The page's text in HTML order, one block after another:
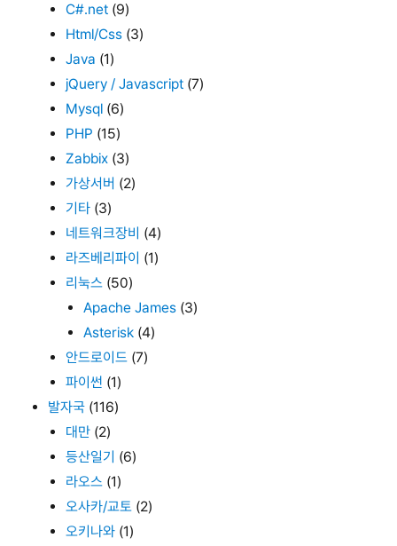
C#.net (9)
Html/Css (3)
Java (1)
jQuery / Javascript (7)
Mysql (6)
PHP (15)
Zabbix (3)
가상서버 (2)
기타 (3)
네트워크장비 (4)
라즈베리파이 (1)
리눅스 (50)
Apache James (3)
Asterisk (4)
안드로이드 (7)
파이썬 (1)
발자국 (116)
대만 (2)
등산일기 (6)
라오스 (1)
오사카/교토 (2)
오키나와 (1)